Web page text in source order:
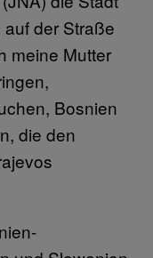
der Straße
meine Mutter
Bosnien
die den